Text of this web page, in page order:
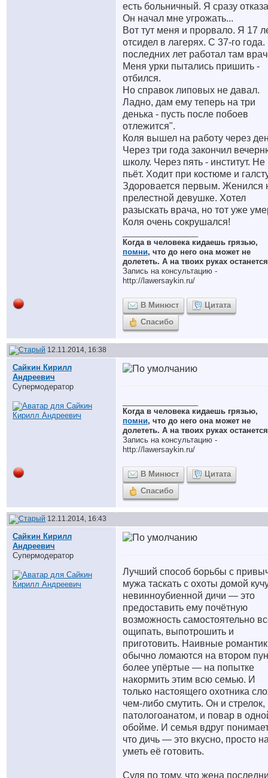
есть больничный. Я сразу
Он начал мне угрожать...
Вот тут меня и прорвало. Я 17
отсидел в лагерях. С 37-го года.
последних лет работал там
Меня урки пытались пришить -
отбился.
Но справок липовых не давал.
Ладно, дам ему теперь на три
денька - пусть после побоев
отлежится".
Коля вышел на работу через
Через три года закончил
школу. Через пять - институт. Не
пьёт. Ходит при костюме и
Здоровается первым. Женился
прелестной девушке. Хотел
разыскать врача, но тот уже
Коля очень сокрушался!
Когда в человека кидаешь грязью,
помни, что до него она может не
долететь. А на твоих руках
Запись на консультацию -
http://lawersaykin.ru/
В Минюст
Цитата
Спасибо
12.11.2014, 16:38
Сайкин Кирилл
Андреевич
Супермодератор
Когда в человека кидаешь грязью,
помни, что до него она может не
долететь. А на твоих руках
Запись на консультацию -
http://lawersaykin.ru/
В Минюст
Цитата
Спасибо
12.11.2014, 16:43
Сайкин Кирилл
Андреевич
Супермодератор
Лучший способ борьбы с
мужа таскать с охоты домой
невинноубиенной дичи — это
предоставить ему почётную
возможность самостоятельно
ощипать, выпотрошить и
приготовить. Наивные
обычно ломаются на втором
более упёртые — на попытке
накормить этим всю семью. И
только настоящего охотника
чем-либо смутить. Он и стрелок,
патологоанатом, и повар в
обойме. И семья вдруг
что дичь — это вкусно, просто
уметь её готовить.
Судя по тому, что жена